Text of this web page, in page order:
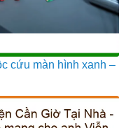
cứu màn hình xanh –